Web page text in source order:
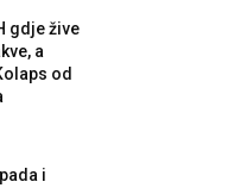
gdje žive
a
od
i